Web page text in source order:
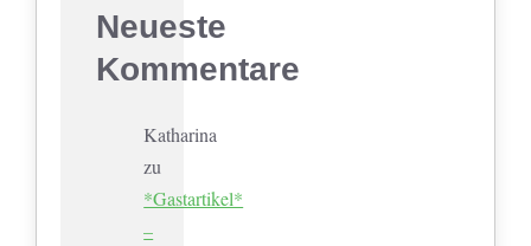
Neueste
Kommentare
Katharina
zu
*Gastartikel*
–